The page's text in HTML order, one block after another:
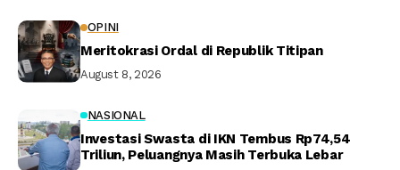
OPINI
Meritokrasi Ordal di Republik Titipan
August 8, 2026
NASIONAL
Investasi Swasta di IKN Tembus Rp74,54
Triliun, Peluangnya Masih Terbuka Lebar